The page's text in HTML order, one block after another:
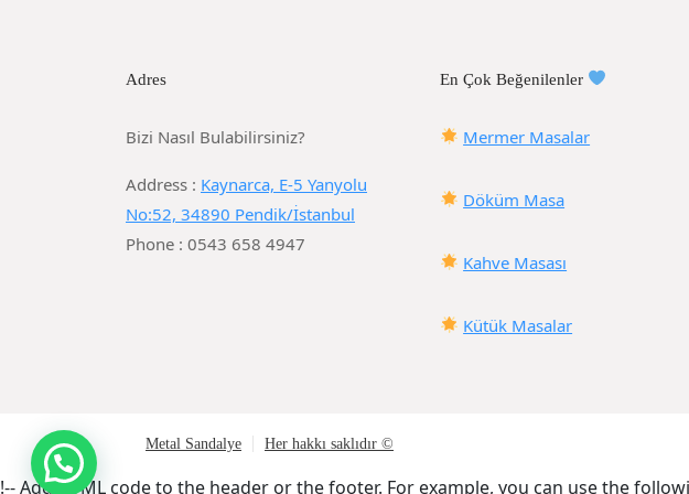
Adres
Bizi Nasıl Bulabilirsiniz?
Address : Kaynarca, E-5 Yanyolu
No:52, 34890 Pendik/İstanbul
Phone : 0543 658 4947
En Çok Beğenilenler
Mermer Masalar
Döküm Masa
Kahve Masası
Kütük Masalar
Metal Sandalye Her hakkı saklıdır ©
!-- Add HTML code to the header or the footer. For example, you can use the